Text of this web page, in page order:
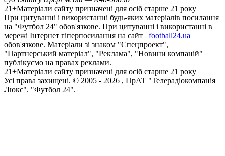
21+Матеріали сайту призначені для осіб старше 21 року
При цитуванні і використанні будь-яких матеріалів посилання
на "Футбол 24" обов'язкове. При цитуванні і використанні в
мережі Інтернет гіперпосилання на сайт
football24.ua
обов'язкове. Матеріали зі знаком "Спецпроект",
"Партнерський матеріал", "Реклама", "Новини компаній"
публікуємо на правах реклами.
21+Матеріали сайту призначені для осіб старше 21 року
Усi права захищенi. © 2005 - 2026 , ПрАТ "Телерадіокомпанія
Люкс". "Футбол 24".